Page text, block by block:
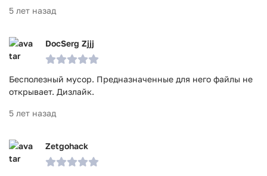
5 лет назад
DocSerg Zjjj
Бесполезный мусор. Предназначенные для него файлы не
открывает. Дизлайк.
5 лет назад
Zetgohack